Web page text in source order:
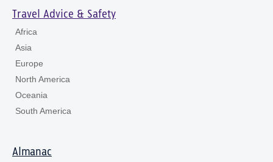
Travel Advice & Safety
Africa
Asia
Europe
North America
Oceania
South America
Almanac